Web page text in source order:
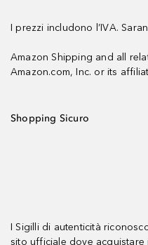
I prezzi includono l’IVA.
Amazon Shipping and all
Amazon.com, Inc. or its
Shopping Sicuro
I Sigilli di autenticità
sito ufficiale dove